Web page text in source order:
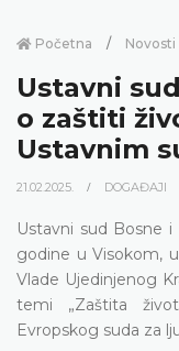
Početna Novosti
Ustavni
o zaštiti
Ustavnim
21.02.2025. DOGAĐAJI
Ustavni sud Bosne i
godine u Visokom,
Vlade Ujedinjenog
temi „Zaštita
Evropskog suda za